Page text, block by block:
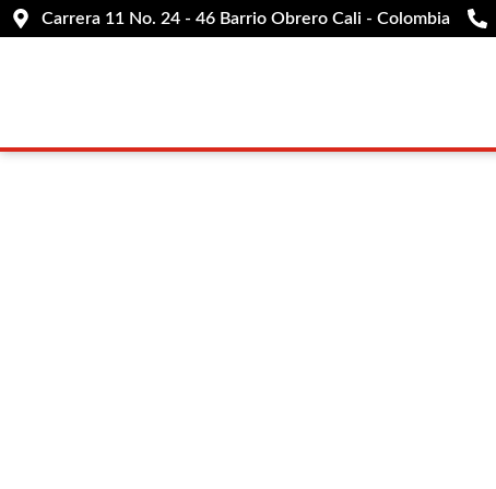
Carrera 11 No. 24 - 46 Barrio Obrero Cali - Colombia